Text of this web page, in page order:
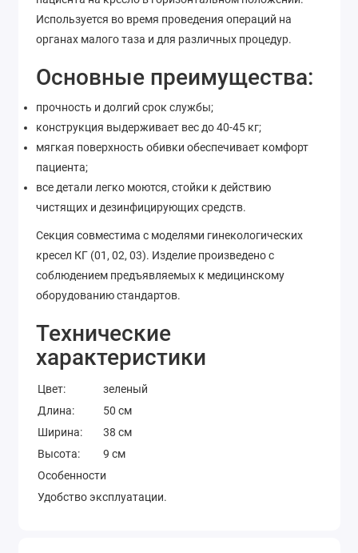
Используется во время проведения операций на
органах малого таза и для различных процедур.
Основные преимущества:
прочность и долгий срок службы;
конструкция выдерживает вес до 40-45 кг;
мягкая поверхность обивки обеспечивает комфорт
пациента;
все детали легко моются, стойки к действию
чистящих и дезинфицирующих средств.
Секция совместима с моделями гинекологических
кресел КГ (01, 02, 03). Изделие произведено с
соблюдением предъявляемых к медицинскому
оборудованию стандартов.
Технические
характеристики
Цвет:
зеленый
Длина:
50 см
Ширина:
38 см
Высота:
9 см
Особенности
Удобство эксплуатации.